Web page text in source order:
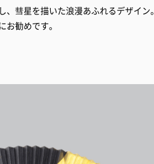
彗星を描いた浪漫あふれるデザイン。
勧めです。